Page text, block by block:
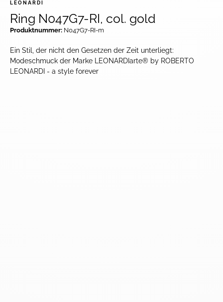
Ein Stil, der nicht den Gesetzen der Zeit unterliegt:
Modeschmuck der Marke LEONARDIarte® by ROBERTO
LEONARDI - a style forever
LEONARDI
Ring N047G7-RI, col. gold
Produktnummer: N047G7-RI-m